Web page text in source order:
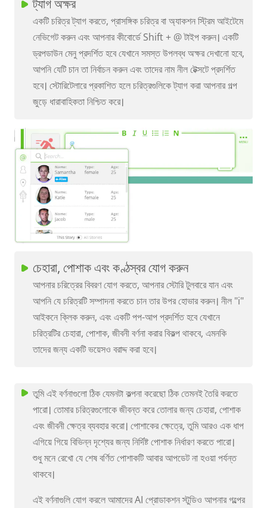
ট্যাগ অক্ষর
একটি চরিত্র ট্যাগ করতে, প্রাসঙ্গিক চরিত্র বা অ্যাকশন স্ট্রিম আইটেমে
নেভিগেট করুন এবং আপনার কীবোর্ডে Shift + @ টাইপ করুন। একটি
ড্রপডাউন মেনু প্রদর্শিত হবে যেখানে সমস্ত উপলব্ধ অক্ষর দেখানো হবে,
আপনি যেটি চান তা নির্বাচন করুন এবং তাদের নাম নীল টেক্সটে প্রদর্শিত
হবে। স্টোরিটেলারে প্রকাশিত হলে চরিত্রগুলিকে ট্যাগ করা আপনার গল্প
জুড়ে ধারাবাহিকতা নিশ্চিত করে।
চেহারা, পোশাক এবং কণ্ঠস্বর যোগ করুন
আপনার চরিত্রের বিবরণ যোগ করতে, আপনার স্টোরি টুলবারে যান এবং
আপনি যে চরিত্রটি সম্পাদনা করতে চান তার উপর হোভার করুন। নীল "i"
আইকনে ক্লিক করুন, এবং একটি পপ-আপ প্রদর্শিত হবে যেখানে
চরিত্রটির চেহারা, পোশাক, জীবনী বর্ণনা করার বিকল্প থাকবে, এমনকি
তাদের জন্য একটি ভয়েসও বরাদ্দ করা হবে।
তুমি এই বর্ণনাগুলো ঠিক যেমনটা কল্পনা করেছো ঠিক তেমনই তৈরি করতে
পারো। তোমার চরিত্রগুলোকে জীবন্ত করে তোলার জন্য চেহারা, পোশাক
এবং জীবনী ক্ষেত্র ব্যবহার করো। পোশাকের ক্ষেত্রে, তুমি আরও এক ধাপ
এগিয়ে গিয়ে বিভিন্ন দৃশ্যের জন্য নির্দিষ্ট পোশাক নির্ধারণ করতে পারো।
শুধু মনে রেখো যে শেষ বর্ণিত পোশাকটি আবার আপডেট না হওয়া পর্যন্ত
থাকবে।
এই বর্ণনাগুলি যোগ করলে আমাদের AI প্রোডাকশন স্টুডিও আপনার গল্পের